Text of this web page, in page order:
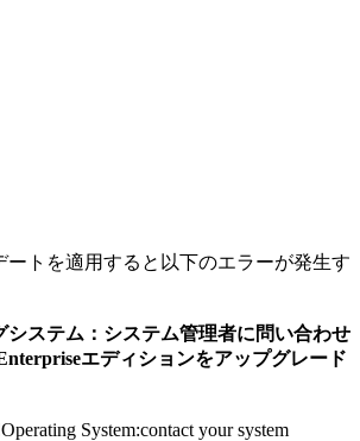
ートを適用すると以下のエラーが発生す
システム：システム管理者に問い合わせ
エディションをアップグレード
System:contact your system